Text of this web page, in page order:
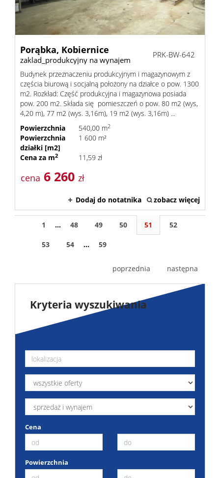
Porąbka, Kobiernice
zaklad_produkcyjny na wynajem
PRK-BW-642
Budynek przeznaczeniu produkcyjnym i magazynowym z
częścia biurową i socjalną położony na działce o pow. 1300
m2. Rozkład: Część produkcyjna i magazynowa posiada
pow. 200 m2. Składa się pomieszczeń o pow. 80 m2 (wys,
4,20 m), 77 m2 (wys. 3,16m), 19 m2 (wys. 3,16m) ...
Powierzchnia
540,00 m2
Powierzchnia
działki [m2]
1 600 m²
Cena za m2 11,59 zł
cena 6 260 zł
Dodaj do notatnika zobacz więcej
1 ... 48 49 50 51 52
53 54 ... 59
poprzednia następna
Kryteria wyszukiwania
Cena
Powierzchnia